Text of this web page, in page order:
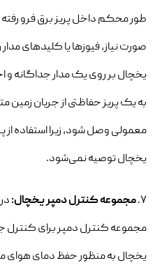
طور محکم داخل پریز برق فرو رفته
صورت نیاز، فیوزها یا کلیدهای
یخچال بر روی یک مدار جداگانه و
به یک پریز حفاظتی از جریان زمین
معمولی وصل شود، زیرا استفاده از
یخچال توصیه نمی‌شود.
۷. مجموعه کنترل دمپر یخچال:
مجموعه کنترل دمپر برای کنترل
یخچال به منظور حفظ دمای هوای